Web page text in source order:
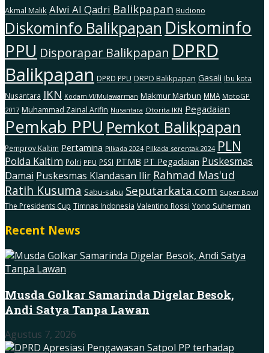
Akmal Malik Alwi Al Qadri Balikpapan Budiono
Diskominfo Balikpapan Diskominfo
PPU Disporapar Balikpapan DPRD
Balikpapan DPRD PPU DRPD Balikpapan Gasali Ibu kota
Nusantara IKN Kodam Vl/Mulawarman Makmur Marbun MMA MotoGP
2017 Muhammad Zainal Arifin Nusantara Otorita IKN Pegadaian
Pemkab PPU Pemkot Balikpapan
Pemprov Kaltim Pertamina Pilkada 2024 Pilkada serentak 2024 PLN
Polda Kaltim Polri PPU PSSI PTMB PT Pegadaian Puskesmas
Damai Puskesmas Klandasan Ilir Rahmad Mas'ud
Ratih Kusuma Sabu-sabu Seputarkata.com Super Bowl
The Presidents Cup Timnas Indonesia Valentino Rossi Yono Suherman
Recent News
Musda Golkar Samarinda Digelar Besok,
Andi Satya Tanpa Lawan
Agustus 7, 2026